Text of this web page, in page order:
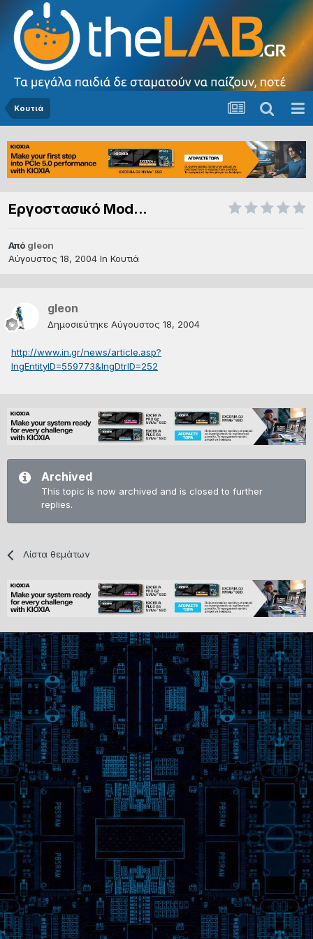
Κουτιά
Εργοστασικό Mod...
Από gleon
Αύγουστος 18, 2004 In Κουτιά
gleon
Δημοσιεύτηκε Αύγουστος 18, 2004
http://www.in.gr/news/article.asp?
lngEntityID=559773&lngDtrID=252
Archived
This topic is now archived and is closed to further
replies.
Λίστα θεμάτων